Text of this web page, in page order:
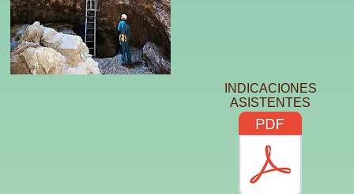
INDICACIONES
ASISTENTES